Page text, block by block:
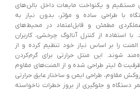
مستقیم و یکنواخت مایعات داخل بالن‌های
با طراحی ساده و مؤثر، بدون نیاز به
مطمئن و قابل‌اعتماد در محیط‌های
استفاده از کنترل آنالوگ چرخشی، کاربران
را بر اساس نیاز خود تنظیم کرده و از
شوند. این منتل حرارتی برای گرم‌کردن
محلول‌ها در بالن‌هایی تا ظرفیت 5 لیتر طراحی شده و از المنت‌های مقاوم
روکش مقاوم، طراحی ایمن و ساختار عایق حرارتی
و جلوگیری از بروز خطرات ناخواسته